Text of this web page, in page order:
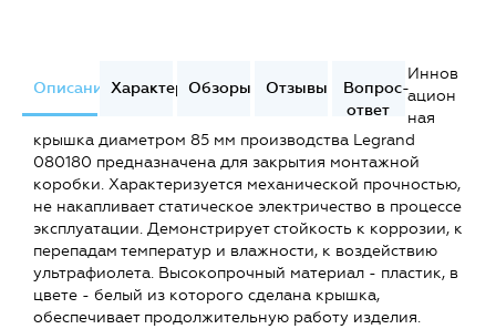
ОписаниеХарактеристики
Обзоры Отзывы
Вопрос-
ответ
Иннов
ацион
ная
крышка диаметром 85 мм производства Legrand
080180 предназначена для закрытия монтажной
коробки. Характеризуется механической прочностью,
не накапливает статическое электричество в процессе
эксплуатации. Демонстрирует стойкость к коррозии, к
перепадам температур и влажности, к воздействию
ультрафиолета. Высокопрочный материал - пластик, в
цвете - белый из которого сделана крышка,
обеспечивает продолжительную работу изделия.